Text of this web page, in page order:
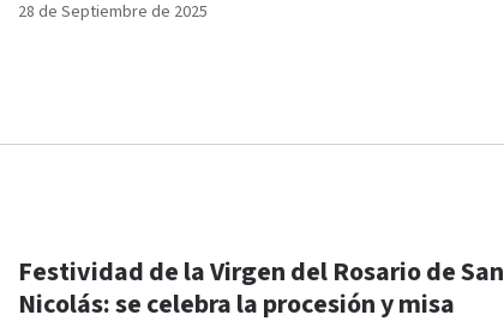
28 de Septiembre de 2025
Festividad de la Virgen del Rosario de San
Nicolás: se celebra la procesión y misa